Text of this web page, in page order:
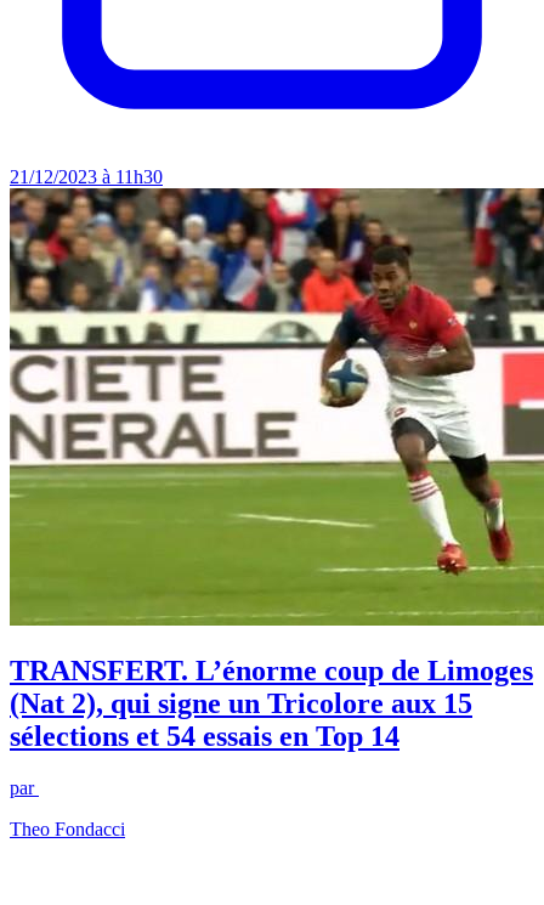
21/12/2023 à 11h30
TRANSFERT. L’énorme coup de Limoges
(Nat 2), qui signe un Tricolore aux 15
sélections et 54 essais en Top 14
par
Theo Fondacci